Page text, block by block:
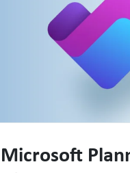
Microsoft